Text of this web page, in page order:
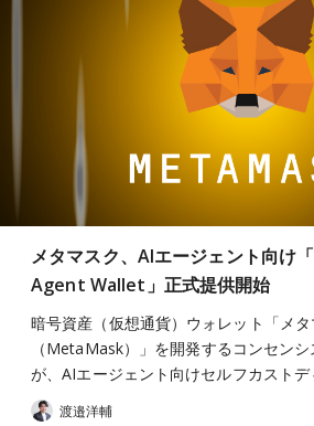
メタマスク、AIエージェント向け
Agent Wallet」正式提供開始
暗号資産（仮想通貨）ウォレット「メタ
（MetaMask）」を開発するコンセンシ
が、AIエージェント向けセルフカスト
渡邉洋輔